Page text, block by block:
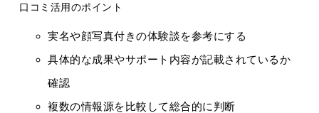
口コミ活用のポイント
実名や顔写真付きの体験談を参考にする
具体的な成果やサポート内容が記載されているか
確認
複数の情報源を比較して総合的に判断